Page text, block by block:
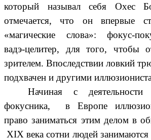
который называл себя Охес
отмечается, что он впервые
«магические слова»: фокус-
вадэ-целитер, для того, чтобы
зрителем. Впоследствии ловкий
подхвачен и другими
Начиная с деятельности
фокусника, в Европе
право заниматься этим делом в
XIX века сотни людей занимаются